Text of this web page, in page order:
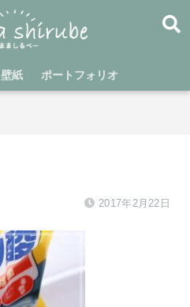
壁紙 ポートフォリオ
2017年2月22日